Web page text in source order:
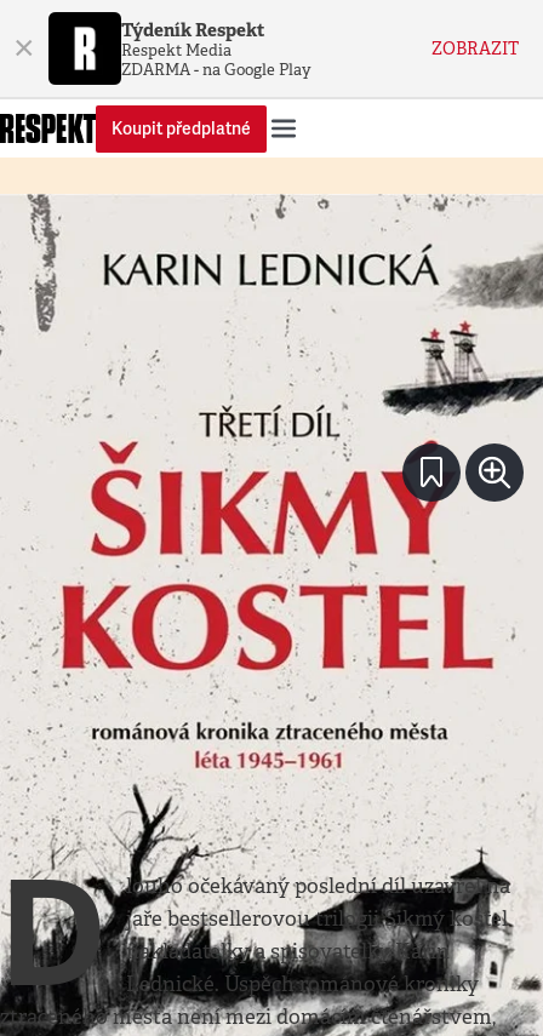
× Týdeník Respekt
Respekt Media
ZDARMA - na Google Play
ZOBRAZIT
Koupit předplatné
Kultura 4. 8. 2024 7 minut
Trauma ztraceného města
se začíná hojit
Finále úspěšné trilogie o zániku hornické
Karviné přináší pokoru vůči pamětníkům a
vítězství dokumentu
Kateřina Čopjaková
D
louho očekávaný poslední díl uzavřel na
jaře bestsellerovou trilogii Šikmý kostel
nakladatelky a spisovatelky Karin
Lednické. Úspěch románové kroniky
ztraceného města není mezi domácím čtenářstvem,